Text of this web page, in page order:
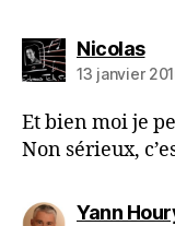
Nicolasdit :
13 janvier
Et bien moi je
Non sérieux,
Yann